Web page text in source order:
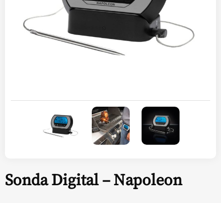
Sonda Digital – Napoleon